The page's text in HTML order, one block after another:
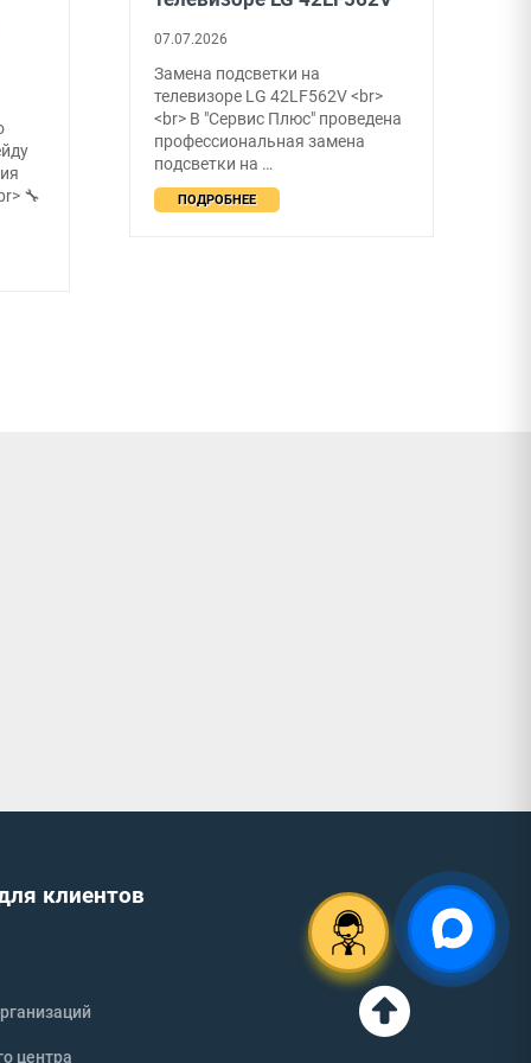
🔧
07.07.2026
Замена подсветки на
телевизоре LG 42LF562V <br>
<br> В "Сервис Плюс" проведена
профессиональная замена
подсветки на …
ПОДРОБНЕЕ
клиентов
центра